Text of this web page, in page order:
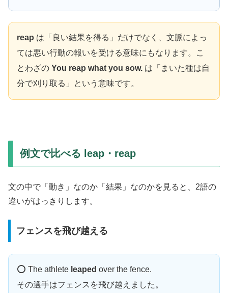
reap は「良い結果を得る」だけでなく、文脈によっ
ては悪い行動の報いを受ける意味にもなります。こ
とわざの You reap what you sow. は「まいた種は自
分で刈り取る」という意味です。
例文で比べる leap・reap
文の中で「動き」なのか「結果」なのかを見ると、2語の
違いがはっきりします。
フェンスを飛び越える
⭕️ The athlete leaped over the fence.
その選手はフェンスを飛び越えました。